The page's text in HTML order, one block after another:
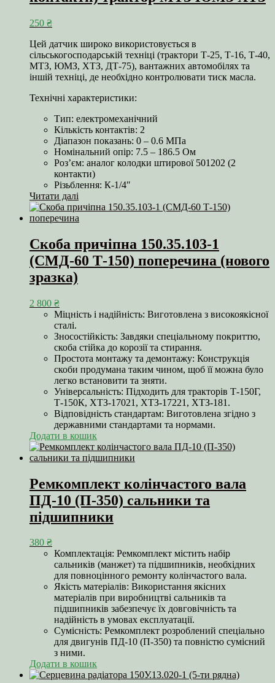
250 ₴
Цей датчик широко використовується в
сільськогосподарській техніці (трактори Т-25, Т-16, Т-40,
МТЗ, ЮМЗ, ХТЗ, ДТ-75), вантажних автомобілях та
іншій техніці, де необхідно контролювати тиск масла.
Технічні характеристики:
Тип: електромеханічний
Кількість контактів: 2
Діапазон показань: 0 – 0.6 МПа
Номінальний опір: 7.5 – 186.5 Ом
Роз’єм: аналог колодки штирової 501202 (2
контакти)
Різьблення: К-1/4″
Читати далі
Скоба причіпна 150.35.103-1
(СМД-60 Т-150) поперечина (нового
зразка)
2 800 ₴
Міцність і надійність: Виготовлена з високоякісної
сталі.
Зносостійкість: Завдяки спеціальному покриттю,
скоба стійка до корозії та стирання.
Простота монтажу та демонтажу: Конструкція
скоби продумана таким чином, щоб її можна було
легко встановити та зняти.
Універсальність: Підходить для тракторів Т-150Г,
Т-150К, ХТЗ-17021, ХТЗ-17221, ХТЗ-181.
Відповідність стандартам: Виготовлена згідно з
державними стандартами та нормами.
Додати в кошик
Ремкомплект колінчастого вала
ПД-10 (П-350) сальники та
підшипники
380 ₴
Комплектація: Ремкомплект містить набір
сальників (манжет) та підшипників, необхідних
для повноцінного ремонту колінчастого вала.
Якість матеріалів: Використання якісних
матеріалів при виробництві сальників та
підшипників забезпечує їх довговічність та
надійність в умовах експлуатації.
Сумісність: Ремкомплект розроблений спеціально
для двигунів ПД-10 (П-350) та повністю сумісний
з ними.
Додати в кошик